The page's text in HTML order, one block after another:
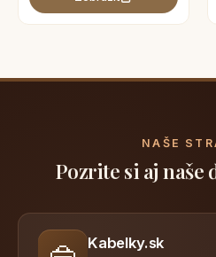
NAŠE
Pozrite si aj naše
Kabelky.sk